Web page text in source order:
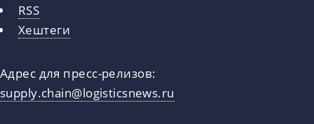
RSS
Хештеги
Адрес для пресс-релизов:
supply.chain@logisticsnews.ru